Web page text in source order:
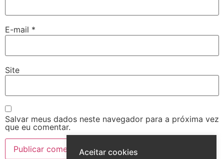
E-mail *
Site
Salvar meus dados neste navegador para a próxima vez
que eu comentar.
Aceitar cookies